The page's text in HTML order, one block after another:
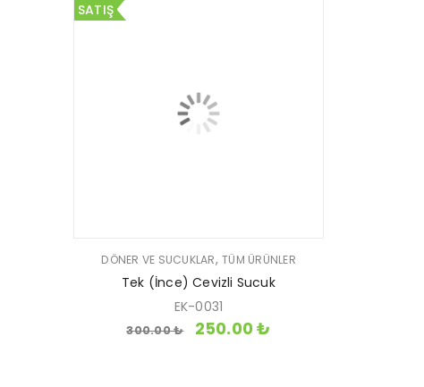
SATIŞ
DÖNER VE SUCUKLAR, TÜM ÜRÜNLER
Tek (İnce) Cevizli Sucuk
EK-0031
300.00₺ 250.00₺